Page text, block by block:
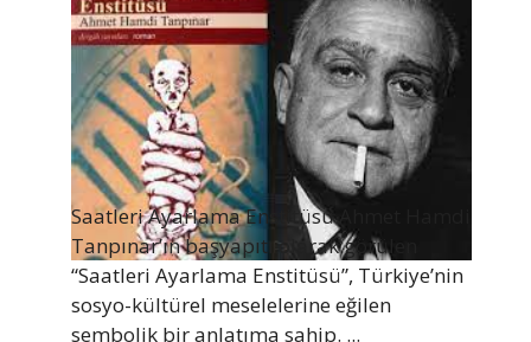
Saatleri Ayarlama Enstitüsü Ahmet Hamdi
Tanpınar’ın başyapıtı olarak görülen
“Saatleri Ayarlama Enstitüsü”, Türkiye’nin
sosyo-kültürel meselelerine eğilen
sembolik bir anlatıma sahip. ...